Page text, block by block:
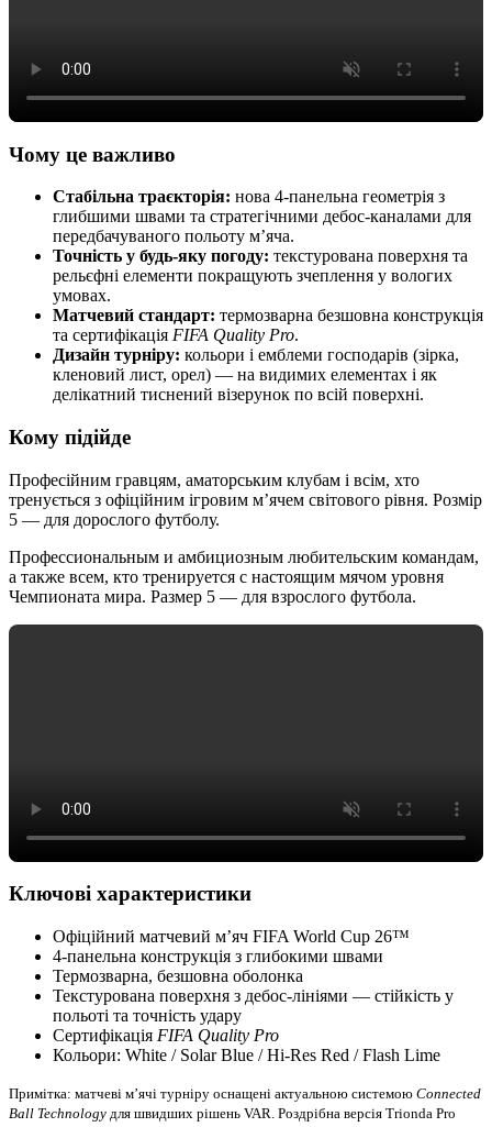
Чому це важливо
Стабільна траєкторія: нова 4-панельна геометрія з
глибшими швами та стратегічними дебос-каналами для
передбачуваного польоту м’яча.
Точність у будь-яку погоду: текстурована поверхня та
рельєфні елементи покращують зчеплення у вологих
умовах.
Матчевий стандарт: термозварна безшовна конструкція
та сертифікація FIFA Quality Pro.
Дизайн турніру: кольори і емблеми господарів (зірка,
кленовий лист, орел) — на видимих елементах і як
делікатний тиснений візерунок по всій поверхні.
Кому підійде
Професійним гравцям, аматорським клубам і всім, хто
тренується з офіційним ігровим м’ячем світового рівня. Розмір
5 — для дорослого футболу.
Профессиональным и амбициозным любительским командам,
а также всем, кто тренируется с настоящим мячом уровня
Чемпионата мира. Размер 5 — для взрослого футбола.
Ключові характеристики
Офіційний матчевий м’яч FIFA World Cup 26™
4-панельна конструкція з глибокими швами
Термозварна, безшовна оболонка
Текстурована поверхня з дебос-лініями — стійкість у
польоті та точність удару
Сертифікація FIFA Quality Pro
Кольори: White / Solar Blue / Hi-Res Red / Flash Lime
Примітка: матчеві м’ячі турніру оснащені актуальною системою Connected
Ball Technology для швидших рішень VAR. Роздрібна версія Trionda Pro